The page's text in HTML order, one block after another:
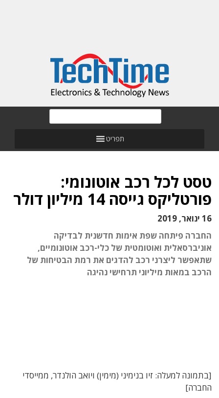
תפריט
טסט לכל רכב אוטונומי:
פורטליקס גייסה 14 מיליון דולר
16 ינואר, 2019
החברה פיתחה שפת אימות חדשנית לבדיקה
אוניברסאלית ואוטומטית של כלי-רכב אוטונומיים,
שתאפשר ליצרני רכב להדגים את רמת הבטיחות של
הרכב במאות מיליוני תרחישי נהיגה
[בתמונה למעלה: זיו בנימיני (מימין) ויואב הולנדר, ממייסדי
החברה]